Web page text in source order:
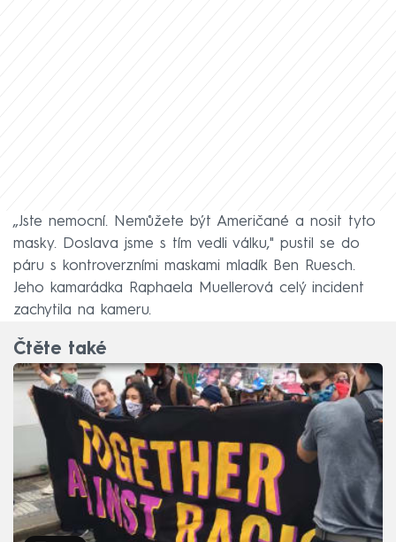
„Jste nemocní. Nemůžete být Američané a nosit tyto
masky. Doslava jsme s tím vedli válku," pustil se do
páru s kontroverzními maskami mladík Ben Ruesch.
Jeho kamarádka Raphaela Muellerová celý incident
zachytila na kameru.
Čtěte také